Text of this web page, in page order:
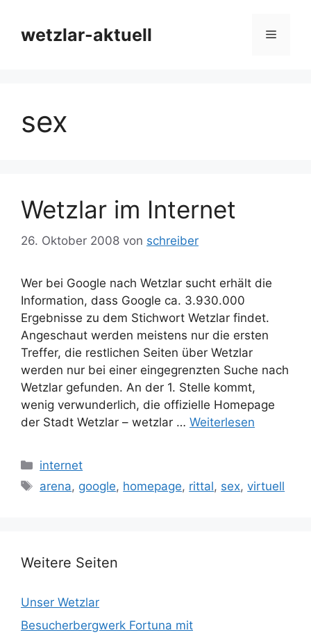
springenwetzlar-aktuell Menü
sex
Wetzlar im Internet
26. Oktober 2008 von schreiber
Wer bei Google nach Wetzlar sucht erhält die
Information, dass Google ca. 3.930.000
Ergebnisse zu dem Stichwort Wetzlar findet.
Angeschaut werden meistens nur die ersten
Treffer, die restlichen Seiten über Wetzlar
werden nur bei einer eingegrenzten Suche nach
Wetzlar gefunden. An der 1. Stelle kommt,
wenig verwunderlich, die offizielle Homepage
der Stadt Wetzlar – wetzlar … Weiterlesen
Kategorien
internet
Schlagwörter
arena, google, homepage, rittal, sex,virtuell
Weitere Seiten
Unser Wetzlar
Besucherbergwerk Fortuna mit